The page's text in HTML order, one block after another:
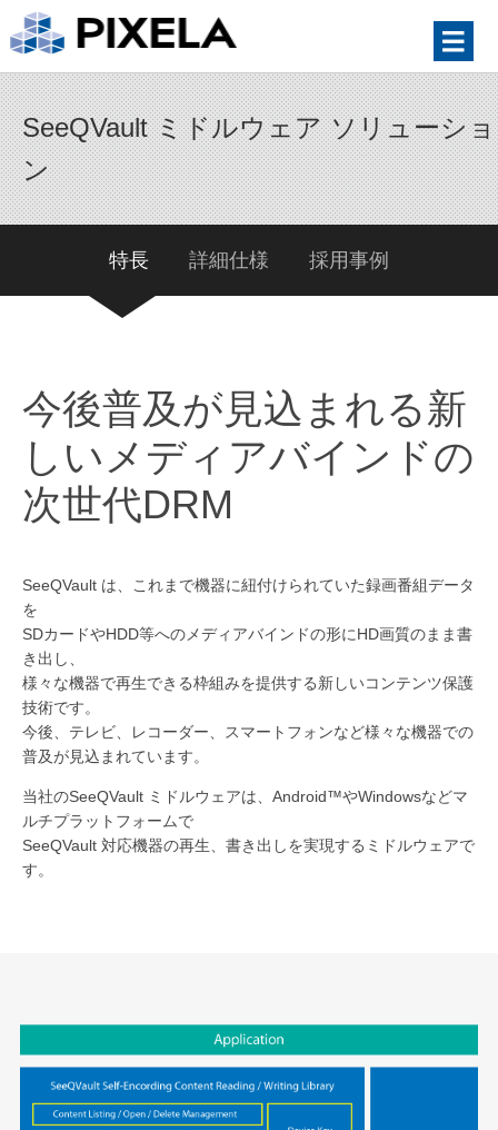
SeeQVault ミドルウェア ソリューショ
ン
特長 詳細仕様 採用事例
今後普及が見込まれる新
しいメディアバインドの
次世代DRM
SeeQVault は、これまで機器に紐付けられていた録画番組データ
を
SDカードやHDD等へのメディアバインドの形にHD画質のまま書
き出し、
様々な機器で再生できる枠組みを提供する新しいコンテンツ保護
技術です。
今後、テレビ、レコーダー、スマートフォンなど様々な機器での
普及が見込まれています。
当社のSeeQVault ミドルウェアは、Android™やWindowsなどマ
ルチプラットフォームで
SeeQVault 対応機器の再生、書き出しを実現するミドルウェアで
す。